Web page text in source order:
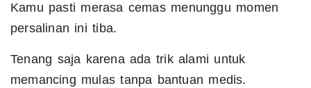
Kamu pasti merasa cemas menunggu momen
persalinan ini tiba.
Tenang saja karena ada trik alami untuk
memancing mulas tanpa bantuan medis.